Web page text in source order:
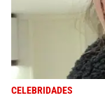
CELEBRIDADES